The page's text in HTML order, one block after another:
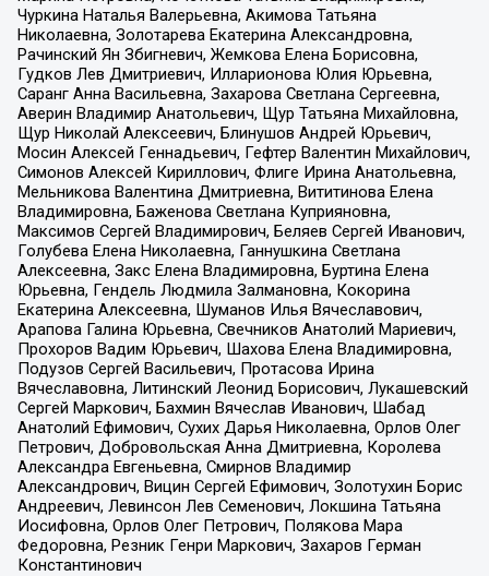
Чуркина Наталья Валерьевна, Акимова Татьяна
Николаевна, Золотарева Екатерина Александровна,
Рачинский Ян Збигневич, Жемкова Елена Борисовна,
Гудков Лев Дмитриевич, Илларионова Юлия Юрьевна,
Саранг Анна Васильевна, Захарова Светлана Сергеевна,
Аверин Владимир Анатольевич, Щур Татьяна Михайловна,
Щур Николай Алексеевич, Блинушов Андрей Юрьевич,
Мосин Алексей Геннадьевич, Гефтер Валентин Михайлович,
Симонов Алексей Кириллович, Флиге Ирина Анатольевна,
Мельникова Валентина Дмитриевна, Вититинова Елена
Владимировна, Баженова Светлана Куприяновна,
Максимов Сергей Владимирович, Беляев Сергей Иванович,
Голубева Елена Николаевна, Ганнушкина Светлана
Алексеевна, Закс Елена Владимировна, Буртина Елена
Юрьевна, Гендель Людмила Залмановна, Кокорина
Екатерина Алексеевна, Шуманов Илья Вячеславович,
Арапова Галина Юрьевна, Свечников Анатолий Мариевич,
Прохоров Вадим Юрьевич, Шахова Елена Владимировна,
Подузов Сергей Васильевич, Протасова Ирина
Вячеславовна, Литинский Леонид Борисович, Лукашевский
Сергей Маркович, Бахмин Вячеслав Иванович, Шабад
Анатолий Ефимович, Сухих Дарья Николаевна, Орлов Олег
Петрович, Добровольская Анна Дмитриевна, Королева
Александра Евгеньевна, Смирнов Владимир
Александрович, Вицин Сергей Ефимович, Золотухин Борис
Андреевич, Левинсон Лев Семенович, Локшина Татьяна
Иосифовна, Орлов Олег Петрович, Полякова Мара
Федоровна, Резник Генри Маркович, Захаров Герман
Константинович